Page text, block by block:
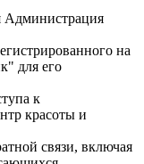
Администрация
на
для его
к
красоты и
связи, включая